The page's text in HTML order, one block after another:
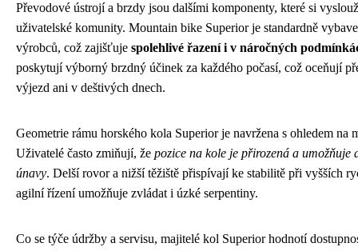
Převodové ústrojí a brzdy jsou dalšími komponenty, které si
uživatelské komunity. Mountain bike Superior je standardně
výrobců, což zajišťuje spolehlivé řazení i v náročných
poskytují výborný brzdný účinek za každého počasí, což oceňují
výjezd ani v deštivých dnech.
Geometrie rámu horského kola Superior je navržena s ohledem
Uživatelé často zmiňují, že pozice na kole je přirozená a umožňuje
únavy. Delší rovor a nižší těžiště přispívají ke stabilitě při vyšších
agilní řízení umožňuje zvládat i úzké serpentiny.
Co se týče údržby a servisu, majitelé kol Superior hodnotí